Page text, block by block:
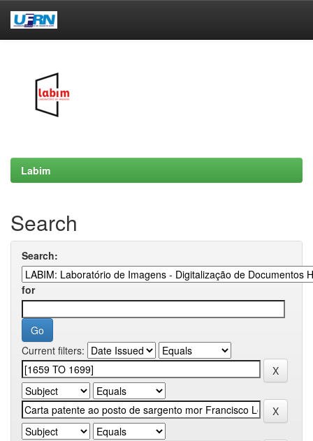
Labim
Search
Search:
for
Current filters: